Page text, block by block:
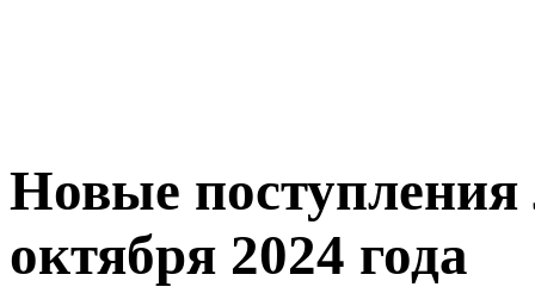
Новые поступления
октября 2024 года